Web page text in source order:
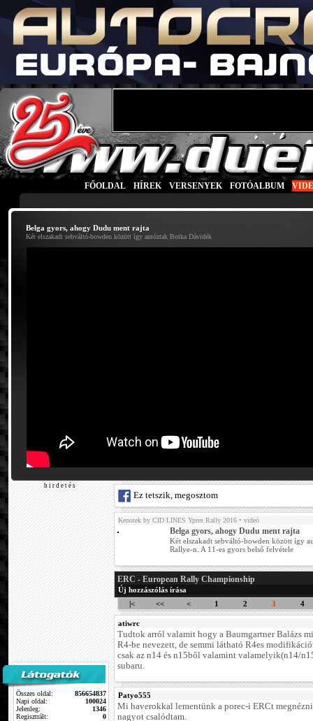
FŐOLDAL HÍREK VERSENYEK FOTÓALBUM
Belga gyors, ahogy Dudu ment rajta
Két elszakadt sebváltó-bowden között így autóztak Botka Dávidék
h i r d e t é s
Összes oldal:
856654837
Napi oldal:
100024
Jelenleg:
1346
Regisztrált:
0
Ez tetszik, megosztom
Kenotek by CID LINES Ypres Rally 2016 • videó
Belga gyors, ahogy Dudu ment rajta
Két elszakadt sebváltó-bowden között így
Rallye-n. A 11-es gyors belső felvétele
ERC - European Rally Championship
Új hozzászólás írása
|<
<< < 1 2 3 4
atiwrc
Tudtok arról valamit hogy a Baumgartner Balázs
R4-be nevezett, de semmi látható R4es
csak az n14 és n15ből valamint valamelyik(n14/
subaru.
Patyo555
Mi haverokkal lementünk a porec-i ERCt
nagyot csalódtam.